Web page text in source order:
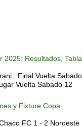
2025: Resultados, Tabla
Final Vuelta Sabado
Vuelta Sabado 12
y Fixture Copa
FC 1 - 2 Noroeste